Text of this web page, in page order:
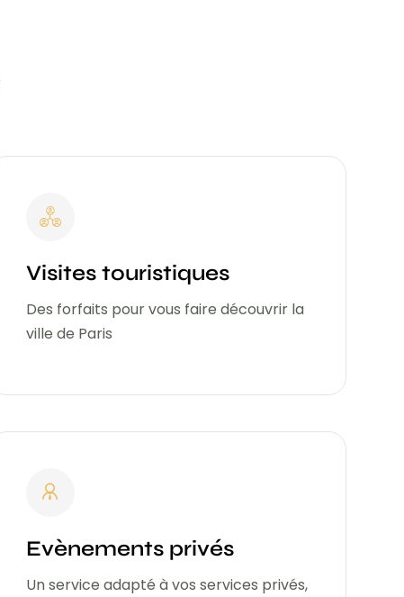
Visites touristiques
Des forfaits pour vous faire découvrir la
ville de Paris
Evènements privés
Un service adapté à vos services privés,